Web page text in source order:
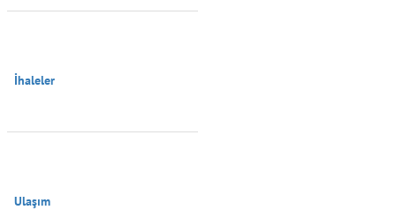
İhaleler
Ulaşım